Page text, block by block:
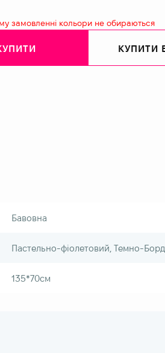
замовленні кольори не обираються
КУПИТИ
Бавовна
Пастельно-фіолетовий, Темно-
135*70см